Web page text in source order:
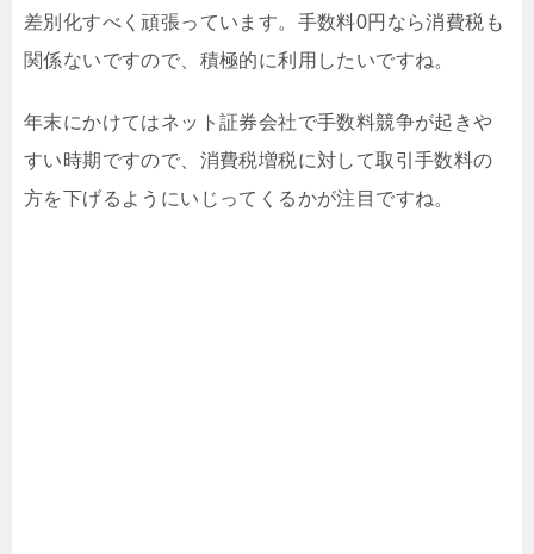
差別化すべく頑張っています。手数料0円なら消費税も
関係ないですので、積極的に利用したいですね。
年末にかけてはネット証券会社で手数料競争が起きや
すい時期ですので、消費税増税に対して取引手数料の
方を下げるようにいじってくるかが注目ですね。